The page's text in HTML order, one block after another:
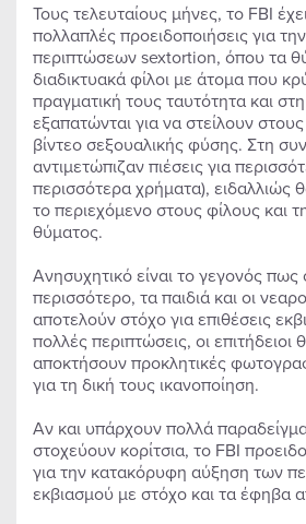
Τους τελευταίους μήνες, το FBI
πολλαπλές προειδοποιήσεις για
περιπτώσεων sextortion, όπου τα
διαδικτυακά φίλοι με άτομα που
πραγματική τους ταυτότητα και
εξαπατώνται για να στείλουν
βίντεο σεξουαλικής φύσης. Στη
αντιμετώπιζαν πιέσεις για
περισσότερα χρήματα), ειδαλλιώς
το περιεχόμενο στους φίλους και
θύματος.
Ανησυχητικό είναι το γεγονός πως
περισσότερο, τα παιδιά και οι
αποτελούν στόχο για επιθέσεις
πολλές περιπτώσεις, οι επιτήδειοι
αποκτήσουν προκλητικές
για τη δική τους ικανοποίηση.
Αν και υπάρχουν πολλά
στοχεύουν κορίτσια, το FBI
για την κατακόρυφη αύξηση των
εκβιασμού με στόχο και τα έφηβα